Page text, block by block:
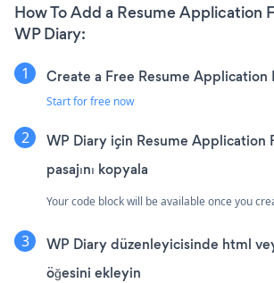
How To Add a Resume Application
WP Diary:
Create a Free Resume Application
Start for free now
WP Diary için Resume Application
pasajını kopyala
Your code block will be available once you
WP Diary düzenleyicisinde html
öğesini ekleyin